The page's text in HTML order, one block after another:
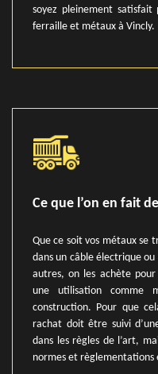
soyez pleinement
ferraille et métaux à Vincly.
Ce que l’on en fait
Que ce soit vos métaux se
dans un câble électrique
autres, on les achète
une utilisation comme
construction. Pour que
rachat doit être suivi
dans les règles de l’art,
normes et règlementations